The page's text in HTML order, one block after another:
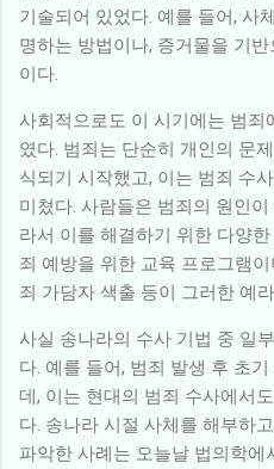
기술되어 있었다. 예를 들어, 사
명하는 방법이나, 증거물을 기
이다.
사회적으로도 이 시기에는 범
였다. 범죄는 단순히 개인의 문
식되기 시작했고, 이는 범죄 수
미쳤다. 사람들은 범죄의 원인
라서 이를 해결하기 위한 다양
죄 예방을 위한 교육 프로그램
죄 가담자 색출 등이 그러한 예
사실 송나라의 수사 기법 중 일
다. 예를 들어, 범죄 발생 후 초
데, 이는 현대의 범죄 수사에서
다. 송나라 시절 사체를 해부하
파악한 사례는 오늘날 법의학